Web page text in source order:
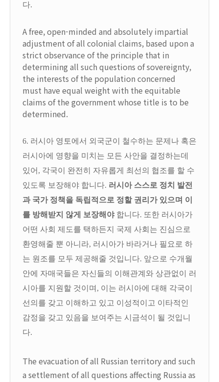
다.
A free, open-minded and absolutely impartial
adjustment of all colonial claims, based upon a
strict observance of the principle that in
determining all such questions of sovereignty,
the interests of the population concerned
must have equal weight with the equitable
claims of the government whose title is to be
determined.
6. 러시아 영토에서 외국군이 철수하는 문제나 혹은
러시아에 영향을 미치는 모든 사안을 결정하는데
있어, 각국이 완전히 자유롭게 최선의 협조를 할 수
있도록 보장해야 합니다. 러시아 스스로 정치 발전
과 국가 정책을 독립적으로 정할 권리가 있으며 이
를 방해받지 않게 보장해야합니다. 또한 러시아가
어떤 사회 제도를 택하든지 국제 사회는 진심으로
환영해줄 뿐 아니라, 러시아가 바라거나 필요로 하
는 원조를 모두 제공해줄 것입니다. 앞으로 수개월
안에 자매국들은 자신들의 이해관계와 상관없이 러
시아를 지원할 것이며, 이는 러시아에 대해 각국이
선의를 갖고 이해하고 있고 이성적이고 이타적인
감정을 갖고 있음을 보여주는 시금석이 될 것입니
다.
The evacuation of all Russian territory and such
a settlement of all questions affecting Russia as